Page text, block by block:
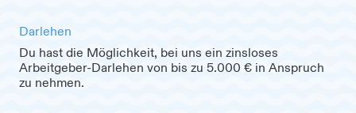
Darlehen
Du hast die Möglichkeit, bei uns ein zinsloses
Arbeitgeber-Darlehen von bis zu 5.000 € in Anspruch
zu nehmen.